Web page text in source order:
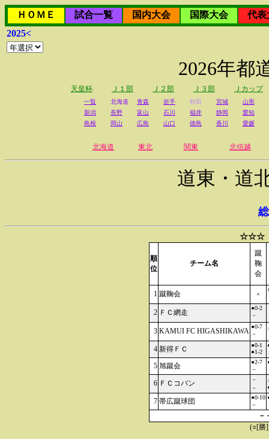
ＨＯＭＥ 試合一覧 国内大会 国際大会
代表
2025<
2026年都
天皇杯 Ｊ１部 Ｊ２部 Ｊ３部 Ｊカップ
一覧 北海道 青森 岩手 秋田 宮城
山形
新潟
長野 富山 石川 福井 静岡
愛知
島根
岡山 広島 山口 徳島 香川 愛媛
北海道 東北 関東 北信越
道東・道
☆☆☆
順
位
チーム名
蹴
鞠
会
1 蹴鞠会 ×
2 ＦＣ網走
●0-2
－
3 KAMUI FC HIGASHIKAWA
●0-7
－
4 新得ＦＣ
●0-1
●1-2
5 旭蹴会
●2-7
－
6 ＦＣコパン
－
－
7 帯広蹴球団
●0-10
－
－
(○[勝